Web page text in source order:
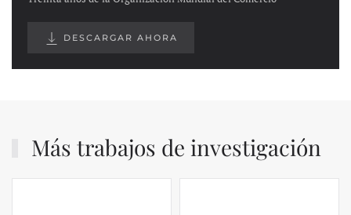
DESCARGAR AHORA
Más trabajos de investigación